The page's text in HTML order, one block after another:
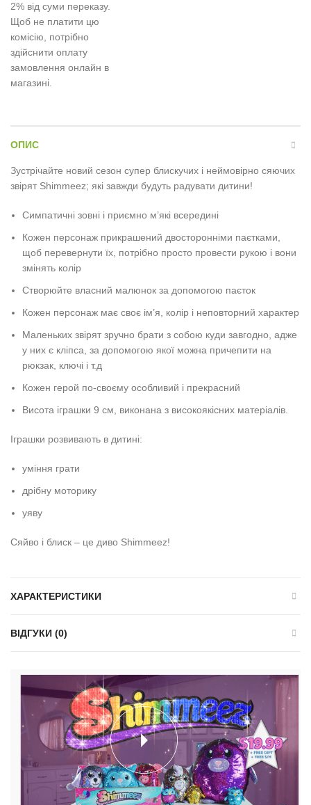
2% від суми переказу.
Щоб не платити цю
комісію, потрібно
здійснити оплату
замовлення онлайн в
магазині.
ОПИС
Зустрічайте новий сезон супер блискучих і неймовірно сяючих
звірят Shimmeez; які завжди будуть радувати дитини!
Симпатичні зовні і приємно м’які всередині
Кожен персонаж прикрашений двосторонніми паєтками,
щоб перевернути їх, потрібно просто провести рукою і вони
змінять колір
Створюйте власний малюнок за допомогою паєток
Кожен персонаж має своє ім’я, колір і неповторний характер
Маленьких звірят зручно брати з собою куди завгодно, адже
у них є кліпса, за допомогою якої можна причепити на
рюкзак, ключі і т.д
Кожен герой по-своєму особливий і прекрасний
Висота іграшки 9 см, виконана з високоякісних матеріалів.
Іграшки розвивають в дитині:
уміння грати
дрібну моторику
уяву
Сяйво і блиск – це диво Shimmeez!
ХАРАКТЕРИСТИКИ
ВІДГУКИ (0)